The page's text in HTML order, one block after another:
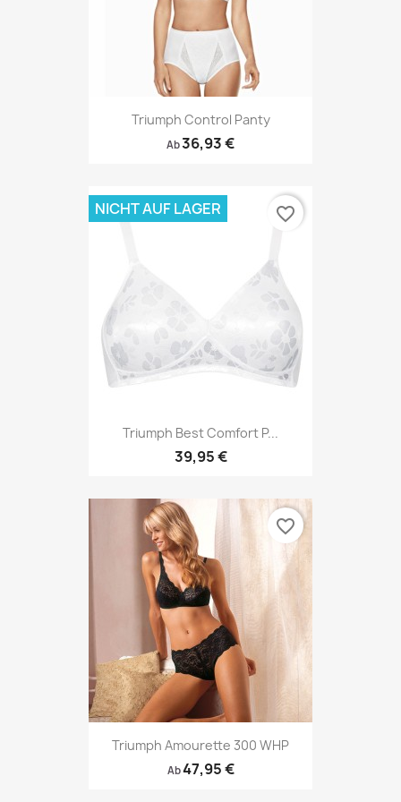
Triumph Control Panty
Ab36,93 €
Triumph Best Comfort P...
39,95 €
NICHT AUF LAGER favorite_border
Triumph Amourette 300 WHP
Ab47,95 €
favorite_border